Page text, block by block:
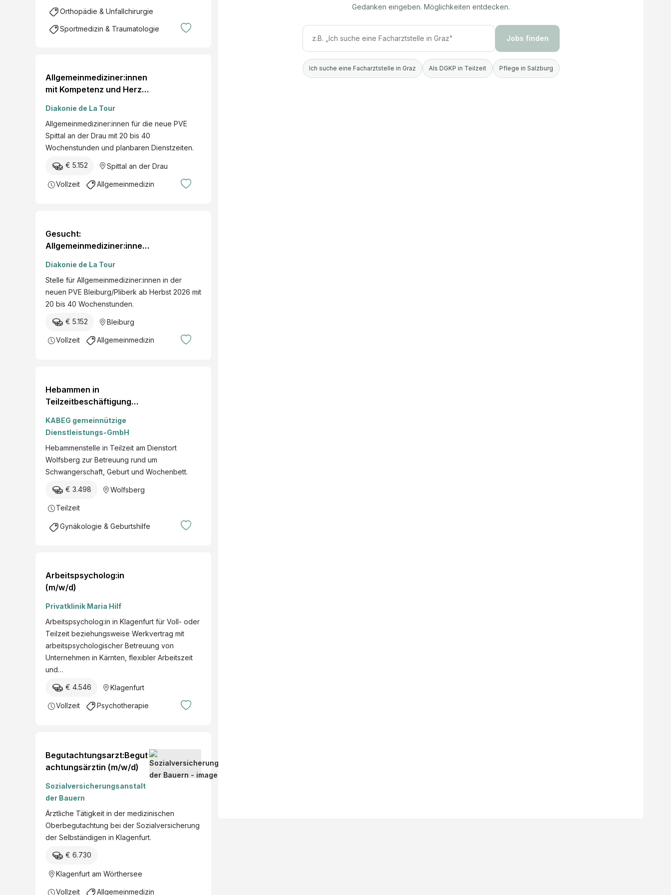
Orthopädie & Unfallchirurgie
Sportmedizin & Traumatologie
Allgemeinmediziner:innen
mit Kompetenz und Herz
Diakonie de La Tour
Allgemeinmediziner:innen für die neue PVE
Spittal an der Drau mit 20 bis 40
Wochenstunden und planbaren Dienstzeiten.
€ 5.152 Spittal an der Drau
Vollzeit Allgemeinmedizin
Gesucht:
Allgemeinmediziner:innen
in Bleiburg
Diakonie de La Tour
Stelle für Allgemeinmediziner:innen in der
neuen PVE Bleiburg/Pliberk ab Herbst 2026 mit
20 bis 40 Wochenstunden.
€ 5.152 Bleiburg
Vollzeit Allgemeinmedizin
Hebammen in
Teilzeitbeschäftigung
KABEG gemeinnützige
Dienstleistungs-GmbH
Hebammenstelle in Teilzeit am Dienstort
Wolfsberg zur Betreuung rund um
Schwangerschaft, Geburt und Wochenbett.
€ 3.498 Wolfsberg
Teilzeit
Gynäkologie & Geburtshilfe
Arbeitspsycholog:in
(m/w/d)
Privatklinik Maria Hilf
Arbeitspsycholog:in in Klagenfurt für Voll- oder
Teilzeit beziehungsweise Werkvertrag mit
arbeitspsychologischer Betreuung von
Unternehmen in Kärnten, flexibler Arbeitszeit
und…
€ 4.546 Klagenfurt
Vollzeit Psychotherapie
Begutachtungsarzt:Begut
achtungsärztin (m/w/d)
Sozialversicherungsanstalt
der Bauern
Ärztliche Tätigkeit in der medizinischen
Oberbegutachtung bei der Sozialversicherung
der Selbständigen in Klagenfurt.
€ 6.730
Klagenfurt am Wörthersee
Vollzeit Allgemeinmedizin
Gedanken eingeben. Möglichkeiten entdecken.
Jobs finden
Ich suche eine Facharztstelle in Graz Als DGKP in Teilzeit Pflege in Salzburg